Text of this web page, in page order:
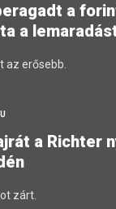
a
a
az erősebb.
a Richter
zárt.